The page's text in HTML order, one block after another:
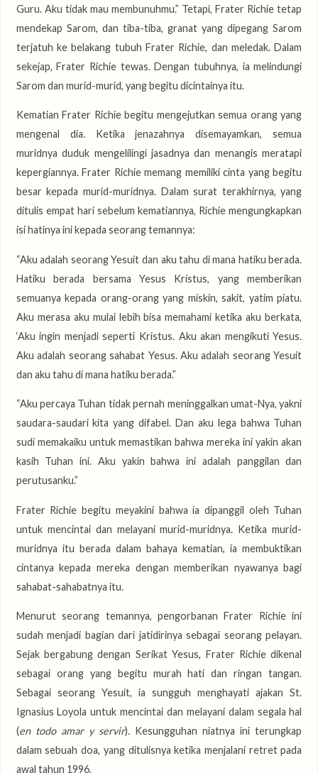
Guru. Aku tidak mau membunuhmu.” Tetapi, Frater Richie tetap
mendekap Sarom, dan tiba-tiba, granat yang dipegang Sarom
terjatuh ke belakang tubuh Frater Richie, dan meledak. Dalam
sekejap, Frater Richie tewas. Dengan tubuhnya, ia melindungi
Sarom dan murid-murid, yang begitu dicintainya itu.
Kematian Frater Richie begitu mengejutkan semua orang yang
mengenal dia. Ketika jenazahnya disemayamkan, semua
muridnya duduk mengelilingi jasadnya dan menangis meratapi
kepergiannya. Frater Richie memang memiliki cinta yang begitu
besar kepada murid-muridnya. Dalam surat terakhirnya, yang
ditulis empat hari sebelum kematiannya, Richie mengungkapkan
isi hatinya ini kepada seorang temannya:
“Aku adalah seorang Yesuit dan aku tahu di mana hatiku berada.
Hatiku berada bersama Yesus Kristus, yang memberikan
semuanya kepada orang-orang yang miskin, sakit, yatim piatu.
Aku merasa aku mulai lebih bisa memahami ketika aku berkata,
‘Aku ingin menjadi seperti Kristus. Aku akan mengikuti Yesus.
Aku adalah seorang sahabat Yesus. Aku adalah seorang Yesuit
dan aku tahu di mana hatiku berada.”
“Aku percaya Tuhan tidak pernah meninggalkan umat-Nya, yakni
saudara-saudari kita yang difabel. Dan aku lega bahwa Tuhan
sudi memakaiku untuk memastikan bahwa mereka ini yakin akan
kasih Tuhan ini. Aku yakin bahwa ini adalah panggilan dan
perutusanku.”
Frater Richie begitu meyakini bahwa ia dipanggil oleh Tuhan
untuk mencintai dan melayani murid-muridnya. Ketika murid-
muridnya itu berada dalam bahaya kematian, ia membuktikan
cintanya kepada mereka dengan memberikan nyawanya bagi
sahabat-sahabatnya itu.
Menurut seorang temannya, pengorbanan Frater Richie ini
sudah menjadi bagian dari jatidirinya sebagai seorang pelayan.
Sejak bergabung dengan Serikat Yesus, Frater Richie dikenal
sebagai orang yang begitu murah hati dan ringan tangan.
Sebagai seorang Yesuit, ia sungguh menghayati ajakan St.
Ignasius Loyola untuk mencintai dan melayani dalam segala hal
(en todo amar y servir). Kesungguhan niatnya ini terungkap
dalam sebuah doa, yang ditulisnya ketika menjalani retret pada
awal tahun 1996.